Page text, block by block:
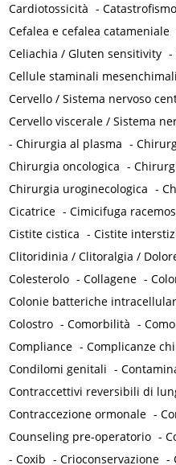
Cardiotossicità -Catastrofismo
Cefalea e cefalea catameniale
Celiachia / Gluten sensitivity -
Cellule staminali mesenchimali
Cervello / Sistema nervoso
Cervello viscerale / Sistema
-Chirurgia al plasma -
Chirurgia oncologica -
Chirurgia uroginecologica -
Cicatrice -Cimicifuga
Cistite cistica -Cistite
Clitoridinia / Clitoralgia /
Colesterolo -Collagene -
Colonie batteriche
Colostro -Comorbilità -
Compliance -Complicanze
Condilomi genitali -
Contraccettivi reversibili di
Contraccezione ormonale -
Counseling pre-operatorio -
-Coxib -Crioconservazione -